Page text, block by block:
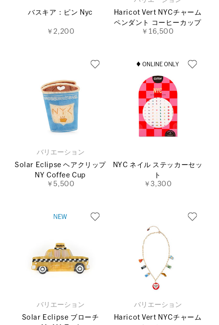
バスキア：ピン Nyc
￥2,200
Haricot Vert NYCチャーム
ペンダント コーヒーカップ
￥16,500
バリエーション
Solar Eclipse ヘアクリップ
NY Coffee Cup
￥5,500
NYC ネイル ステッカーセッ
ト
￥3,300
バリエーション
Solar Eclipse ブローチ
バリエーション
Haricot Vert NYCチャーム